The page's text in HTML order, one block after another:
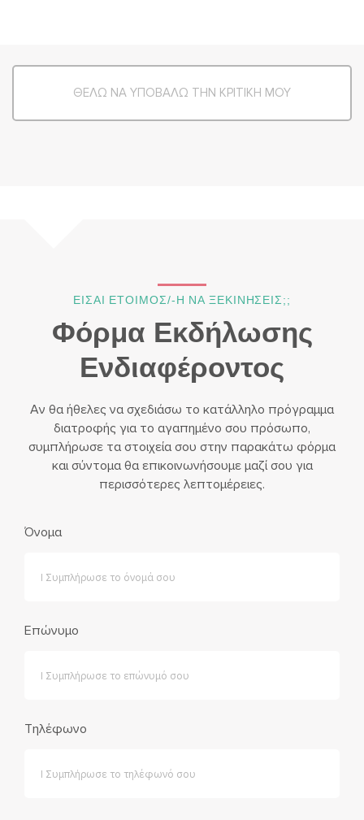
ΘΕΛΩ ΝΑ ΥΠΟΒΑΛΩ ΤΗΝ ΚΡΙΤΙΚΗ ΜΟΥ
ΕΙΣΑΙ ΕΤΟΙΜΟΣ/-Η ΝΑ ΞΕΚΙΝΗΣΕΙΣ;;
Φόρμα Εκδήλωσης
Ενδιαφέροντος
Αν θα ήθελες να σχεδιάσω το κατάλληλο πρόγραμμα
διατροφής για το αγαπημένο σου πρόσωπο,
συμπλήρωσε τα στοιχεία σου στην παρακάτω φόρμα
και σύντομα θα επικοινωνήσουμε μαζί σου για
περισσότερες λεπτομέρειες.
Όνομα
Επώνυμο
Τηλέφωνο